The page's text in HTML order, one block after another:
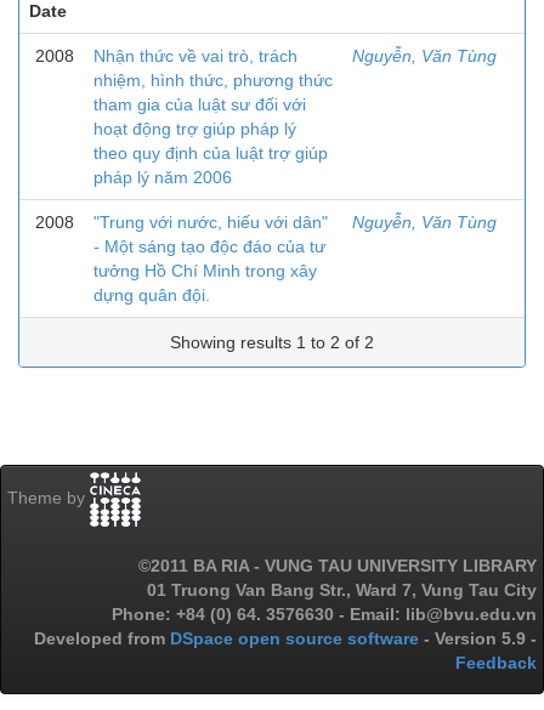
Date
2008
Nhận thức về vai trò, trách
nhiệm, hình thức, phương thức
tham gia của luật sư đối với
hoạt động trợ giúp pháp lý
theo quy định của luật trợ giúp
pháp lý năm 2006
Nguyễn, Văn Tùng
2008
"Trung với nước, hiếu với dân"
- Một sáng tạo độc đáo của tư
tưởng Hồ Chí Minh trong xây
dựng quân đội.
Nguyễn, Văn Tùng
Showing results 1 to 2 of 2
Theme by
©2011 BA RIA - VUNG TAU UNIVERSITY LIBRARY
01 Truong Van Bang Str., Ward 7, Vung Tau City
Phone: +84 (0) 64. 3576630 - Email: lib@bvu.edu.vn
Developed from DSpace open source software - Version 5.9 -
Feedback